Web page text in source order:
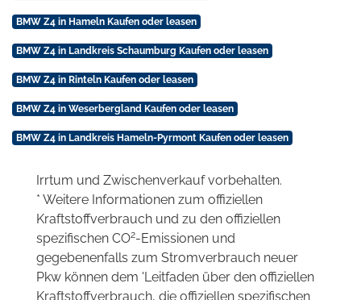
BMW Z4 in Hameln Kaufen oder leasen
BMW Z4 in Landkreis Schaumburg Kaufen oder leasen
BMW Z4 in Rinteln Kaufen oder leasen
BMW Z4 in Weserbergland Kaufen oder leasen
BMW Z4 in Landkreis Hameln-Pyrmont Kaufen oder leasen
Irrtum und Zwischenverkauf vorbehalten.
* Weitere Informationen zum offiziellen
Kraftstoffverbrauch und zu den offiziellen
spezifischen CO2-Emissionen und
gegebenenfalls zum Stromverbrauch neuer
Pkw können dem 'Leitfaden über den offiziellen
Kraftstoffverbrauch, die offiziellen spezifischen